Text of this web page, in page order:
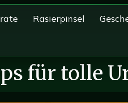
Rasierpinsel
für tolle